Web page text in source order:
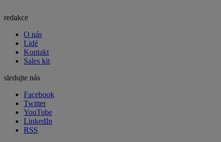
redakce
O nás
Lidé
Kontakt
Sales kit
sledujte nás
Facebook
Twitter
YouTube
LinkedIn
RSS